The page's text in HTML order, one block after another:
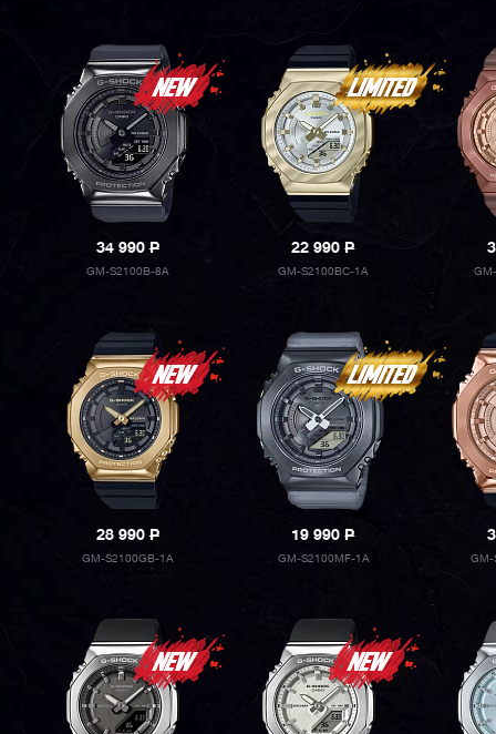
34 990P
GM-S2100B-8A
22 990P
GM-S2100BC-1A
28 990P
GM-S2100GB-1A
19 990P
GM-S2100MF-1A GM-